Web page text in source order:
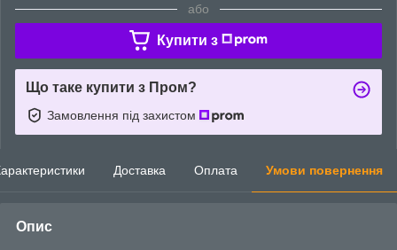
або
Купити з
Що таке купити з Пром?
Замовлення під захистом
Доставка Оплата Умови повернення
Опис